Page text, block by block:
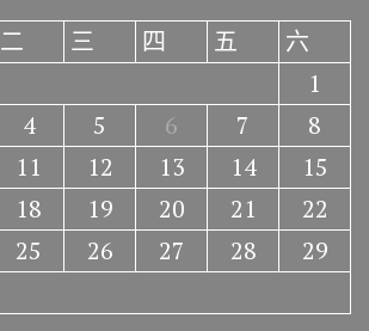
二 三 四 五
六
1
4 5 6 7
8
11 12 13 14
15
18 19 20 21
22
25 26 27 28
29